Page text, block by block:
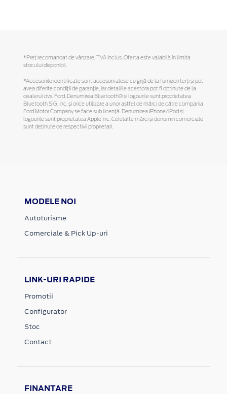
*Preţ recomandat de vânzare, TVA inclus. Oferta este valabilă în limita
stocului disponibil.
*Accesoriile identificate sunt accesorii alese cu grijă de la furnizori terți și pot
avea diferite condiții de garanție, iar detaliile acestora pot fi obținute de la
dealerul dvs. Ford. Denumirea Bluetooth® și logourile sunt proprietatea
Bluetooth SIG, Inc. și orice utilizare a unor astfel de mărci de către compania
Ford Motor Company se face sub licență. Denumirea iPhone/iPod și
logourile sunt proprietatea Apple Inc. Celelalte mărci și denumiri comerciale
sunt deținute de respectivii proprietari.
MODELE NOI
Autoturisme
Comerciale & Pick Up-uri
LINK-URI RAPIDE
Promotii
Configurator
Stoc
Contact
FINANTARE